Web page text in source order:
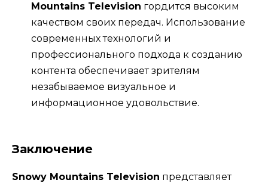
Mountains Television гордится высоким
качеством своих передач. Использование
современных технологий и
профессионального подхода к созданию
контента обеспечивает зрителям
незабываемое визуальное и
информационное удовольствие.
Заключение
Snowy Mountains Television представляет